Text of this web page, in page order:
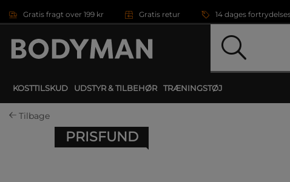
Gratis fragt over 199 kr Gratis retur 14 dages
KOSTTILSKUD UDSTYR & TILBEHØR TRÆNINGSTØJ
Tilbage
PRISFUND